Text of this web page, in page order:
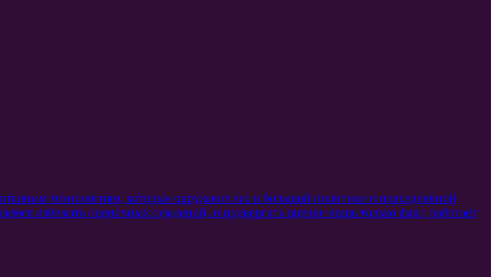
технологиям, которые окружают нас в большой политике и повседневной
избежать оценочных суждений, и подвергать оценке лишь только факт, работает